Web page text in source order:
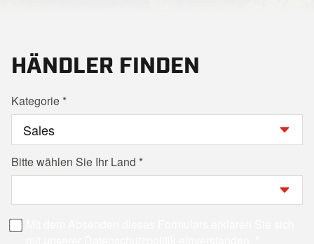
HÄNDLER FINDEN
Kategorie
Bitte wählen Sie Ihr Land